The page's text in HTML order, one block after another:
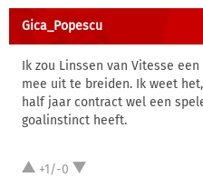
Gica_Popescu
Ik zou Linssen van Vitesse
mee uit te breiden. Ik weet
half jaar contract wel een
goalinstinct heeft.
+1/-0